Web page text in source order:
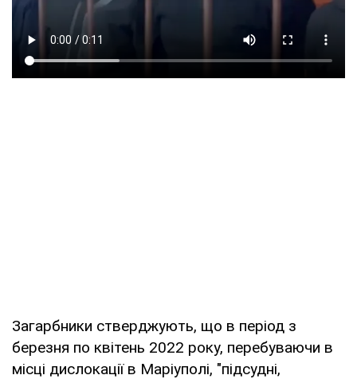
Загарбники стверджують, що в період з
березня по квітень 2022 року, перебуваючи в
місці дислокації в Маріуполі, "підсудні,